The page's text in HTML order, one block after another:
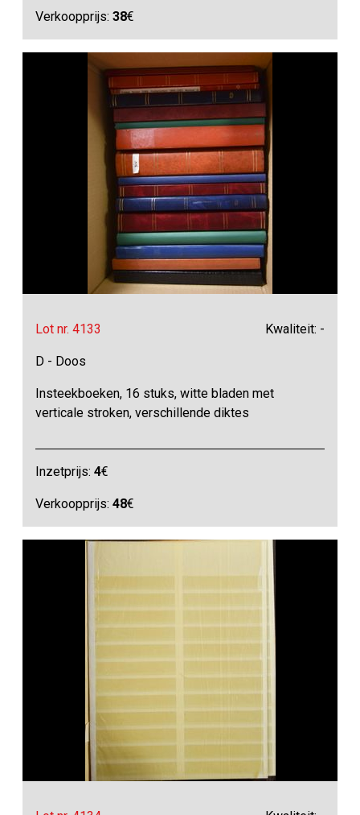
Verkoopprijs:38€
Lot nr. 4133 Kwaliteit: -
D - Doos
Insteekboeken, 16 stuks, witte bladen met
verticale stroken, verschillende diktes
Inzetprijs:4€
Verkoopprijs:48€